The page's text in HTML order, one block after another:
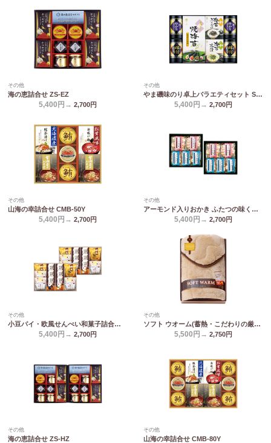
その他
海の恵詰合せ ZS-EZ
5,400円→ 2,700円
その他
やま磯味のり卓上バラエティセット SVG-E
5,400円→ 2,700円
その他
山海の幸詰合せ CMB-50Y
5,400円→ 2,700円
その他
アーモンド入りおかき ふたつの味くらべ MY-50
5,400円→ 2,700円
その他
小豆パイ・欧風せんべい和菓子詰合せ DW-50R
5,400円→ 2,700円
その他
ソフト ウオーム(蓄熱・こだわりの厳選) あったか遠赤 極ふわ敷きパット 6450
5,500円→ 2,750円
その他
海の恵詰合せ ZS-HZ
その他
山海の幸詰合せ CMB-80Y